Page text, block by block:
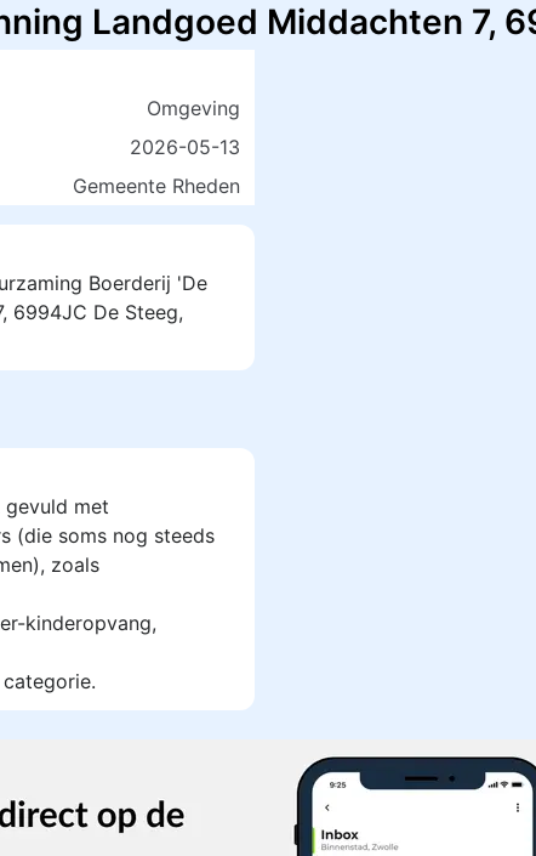
Landgoed Middachten 7,
Omgeving
2026-05-13
Gemeente Rheden
Boerderij 'De
6994JC De Steeg,
met
(die soms nog steeds
zoals
kinderopvang,